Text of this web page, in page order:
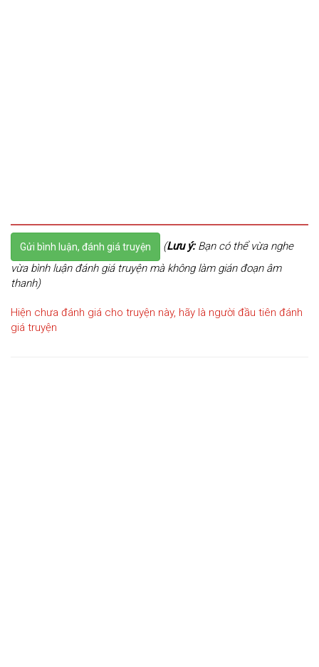
Gửi bình luận, đánh giá truyện (Lưu ý:Bạn có thể vừa nghe
vừa bình luận đánh giá truyện mà không làm gián đoạn âm
thanh)
Hiện chưa đánh giá cho truyện này, hãy là người đầu tiên đánh
giá truyện